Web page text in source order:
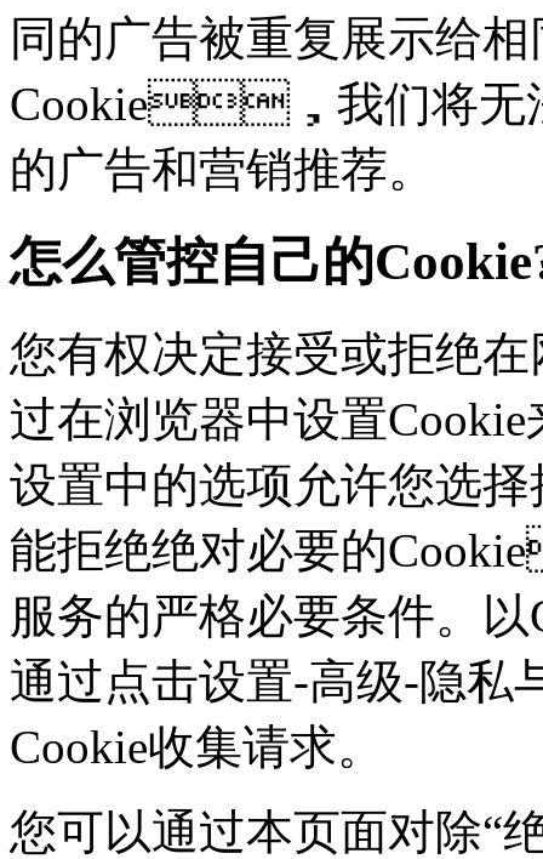
同的广告被重复展示给
Cookie，我们将无
的广告和营销推荐。
怎么管控自己的
您有权决定接受或拒绝
过在浏览器中设置
设置中的选项允许您选
能拒绝绝对必要的
服务的严格必要条件。以
通过点击设置-高级-隐私
Cookie收集请求。
您可以通过本页面对除“